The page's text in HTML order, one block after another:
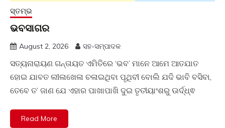
ସ୍ତମ୍ଭ
ଭବସାଗର
August 2, 2026 ସହ-ସମ୍ପାଦକ
ସତ୍ୟନାରାୟଣ ଗନ୍ତାୟତ ଏମିତିରେ ‘ଭବ’ ମାନେ ଆମେ ଆତଯାତ
ହୋଇ ଯାବତ ଲୀଳାଖେଳା ଚଳାଇଥିବା ପୃଥିବୀ ବୋଲି ଯଦି ଭାବି ବସିବା,
ତେବେ ତ’ ଜାଣ ଯେ ଏହାର ପାଖାପାଖି ଦୁଇ ତୃତୀୟାଂଶରୁ ଊର୍ଦ୍ଧ୍ଵ
Read More